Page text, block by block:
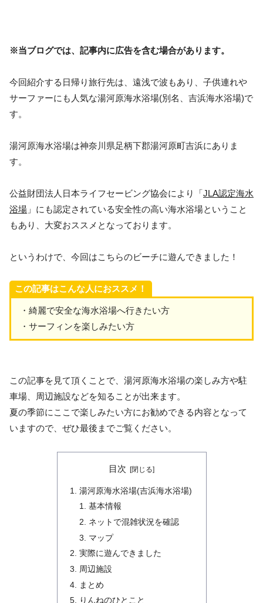
※当ブログでは、記事内に広告を含む場合があります。
今回紹介する日帰り旅行先は、遠浅で波もあり、子供連れや
サーファーにも人気な湯河原海水浴場(別名、吉浜海水浴場)で
す。
湯河原海水浴場は神奈川県足柄下郡湯河原町吉浜にありま
す。
公益財団法人日本ライフセービング協会により「JLA認定海水
浴場 」にも認定されている安全性の高い海水浴場ということ
もあり、大変おススメとなっております。
というわけで、今回はこちらのビーチに遊んできました！
この記事はこんな人におススメ！
・綺麗で安全な海水浴場へ行きたい方
・サーフィンを楽しみたい方
この記事を見て頂くことで、湯河原海水浴場の楽しみ方や駐
車場、周辺施設などを知ることが出来ます。
夏の季節にここで楽しみたい方にお勧めできる内容となって
いますので、ぜひ最後までご覧ください。
目次
湯河原海水浴場(吉浜海水浴場)
基本情報
ネットで混雑状況を確認
マップ
実際に遊んできました
周辺施設
まとめ
りんねのひとこと